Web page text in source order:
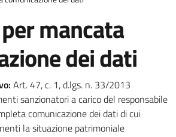
mancata
dei dati
Art. 47, c. 1, d.lgs. n. 33/2013
sanzionatori a carico del responsabile
comunicazione dei dati di cui
la situazione patrimoniale